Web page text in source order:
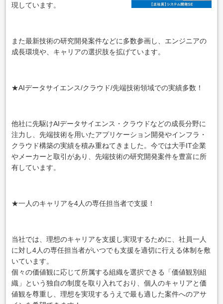
現しています。
また最新技術の研究開発案件などに多数参画し、エンジニアの
成長環境や、キャリアの選択肢を拡げています。
★AIデータサイエンス/クラウド/先端技術領域での実績多数！
他社に先駆けAIデータサイエンス・クラウドなどの成長分野に
注力し、先端技術を用いたアプリケーション開発やインフラ・
クラウド構築の実績を積み重ねてきました。今では大手IT企業
やメーカーと取引があり、先端技術の研究開発案件を豊富に所
有しています。
★一人のキャリアを4人の専任担当者で支援！
当社では、理想のキャリアを支援し実現するために、社員一人
に対し4人の専任担当者がいつでも支援を適切に行える体制を敷
いています。
個々の価値観に応じて所属する組織を選択できる「価値観別組
織」という独自の制度を取り入れており、個人のキャリアと価
値観を尊重し、理想を実現するうえで最も適した案件へのアサ